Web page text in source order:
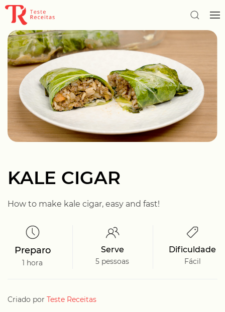
KALE CIGAR
How to make kale cigar, easy and fast!
Preparo
1 hora
Serve
5 pessoas
Dificuldade
Fácil
Criado por Teste Receitas